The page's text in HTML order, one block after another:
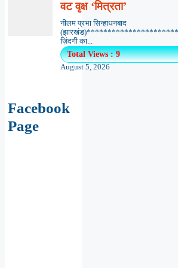
Facebook
Page